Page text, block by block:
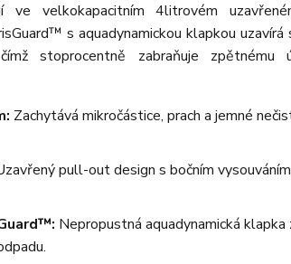
ve velkokapacitním 4litrovém
s aquadynamickou klapkou
stoprocentně zabraňuje zpětnému
Zachytává mikročástice, prach a jemné
pull-out design s bočním
Nepropustná aquadynamická klapka